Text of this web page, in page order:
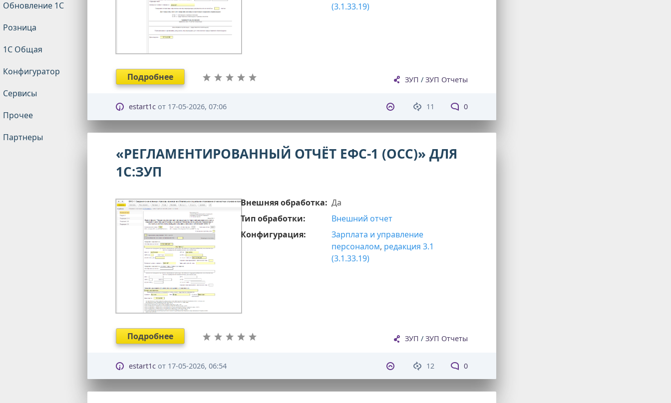
Обновление 1С
Розница
1С Общая
Конфигуратор
Сервисы
Прочее
Партнеры
(3.1.33.19)
ЗУП / ЗУП Отчеты
Подробнее
11 0
estart1cот 17-05-2026, 07:06
«РЕГЛАМЕНТИРОВАННЫЙ ОТЧЁТ ЕФС-1 (ОСС)» ДЛЯ
1С:ЗУП
Внешняя обработка: Да
Тип обработки:
Внешний отчет
Конфигурация:
Зарплата и управление
персоналом, редакция 3.1
(3.1.33.19)
ЗУП / ЗУП Отчеты
Подробнее
12 0
estart1cот 17-05-2026, 06:54